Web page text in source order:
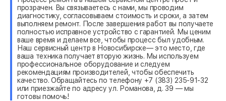
прозрачен. Вы связываетесь с нами, мы проводим
диагностику, согласовываем стоимость и сроки, а затем
выполняем ремонт. После завершения работ вы получаете
полностью исправное устройство с гарантией. Мы ценим
ваше время и делаем все, чтобы процесс был удобным.
Наш сервисный центр в Новосибирске— это место, где
ваша техника получает вторую жизнь. Мы используем
профессиональное оборудование и следуем
рекомендациям производителей, чтобы обеспечить
качество. Обращайтесь по телефону +7 (383) 235-91-32
или приезжайте по адресу ул. Романова, д. 39 — мы
готовы помочь!